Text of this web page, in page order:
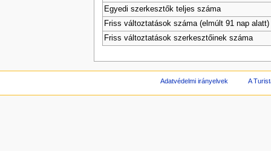
Egyedi szerkesztők teljes száma
Friss változtatások száma (elmúlt 91 nap alatt)
Friss változtatások szerkesztőinek száma
Adatvédelmi irányelvek A